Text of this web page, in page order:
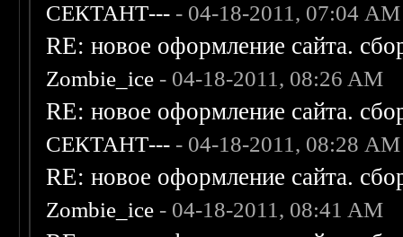
СЕКТАНТ--- - 04-18-2011, 07:04 AM
RE: новое оформление сайта.
Zombie_ice - 04-18-2011, 08:26 AM
RE: новое оформление сайта.
СЕКТАНТ--- - 04-18-2011, 08:28 AM
RE: новое оформление сайта.
Zombie_ice - 04-18-2011, 08:41 AM